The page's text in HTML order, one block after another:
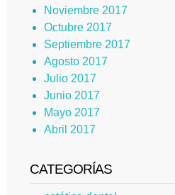
Noviembre 2017
Octubre 2017
Septiembre 2017
Agosto 2017
Julio 2017
Junio 2017
Mayo 2017
Abril 2017
CATEGORÍAS